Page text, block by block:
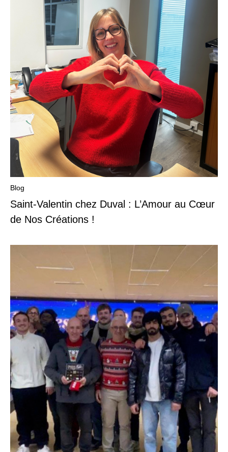
Blog
Saint-Valentin chez Duval : L’Amour au Cœur
de Nos Créations !